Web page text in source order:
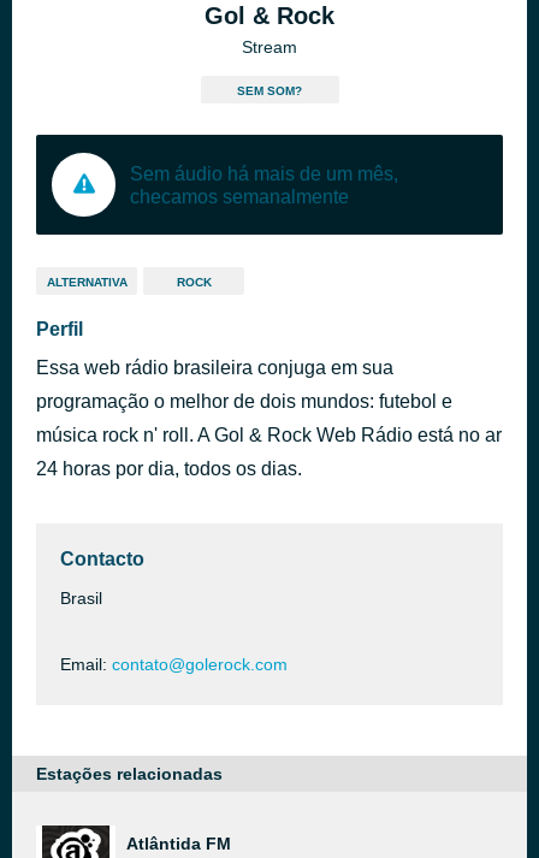
Gol & Rock
Stream
SEM SOM?
Sem áudio há mais de um mês,
checamos semanalmente
ALTERNATIVA ROCK
Perfil
Essa web rádio brasileira conjuga em sua
programação o melhor de dois mundos: futebol e
música rock n' roll. A Gol & Rock Web Rádio está no ar
24 horas por dia, todos os dias.
Contacto
Brasil
Email: contato@golerock.com
Estações relacionadas
Atlântida FM